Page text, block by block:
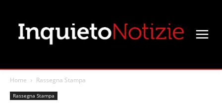
Home Rassegna Stampa
Rassegna Stampa